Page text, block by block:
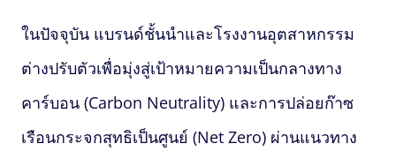
ในปัจจุบัน แบรนด์ชั้นนำและโรงงานอุตสาหกรรม
ต่างปรับตัวเพื่อมุ่งสู่เป้าหมายความเป็นกลางทาง
คาร์บอน (Carbon Neutrality) และการปล่อยก๊าซ
เรือนกระจกสุทธิเป็นศูนย์ (Net Zero) ผ่านแนวทาง